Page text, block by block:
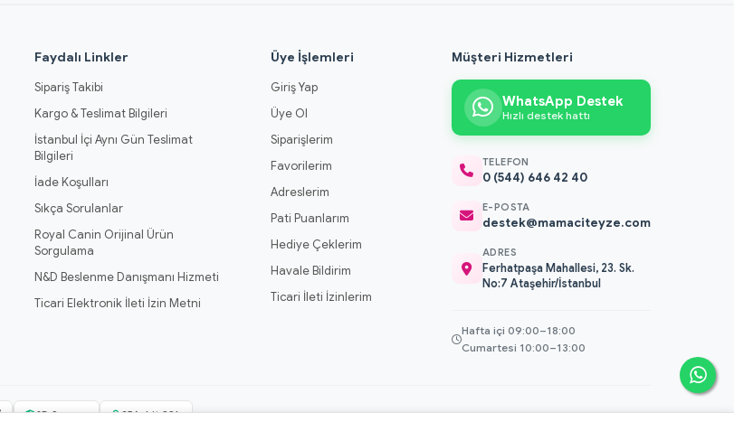
Faydalı Linkler
Sipariş Takibi
Kargo & Teslimat Bilgileri
İstanbul İçi Aynı Gün Teslimat
Bilgileri
İade Koşulları
Sıkça Sorulanlar
Royal Canin Orijinal Ürün
Sorgulama
N&D Beslenme Danışmanı Hizmeti
Ticari Elektronik İleti İzin Metni
Üye İşlemleri
Giriş Yap
Üye Ol
Siparişlerim
Favorilerim
Adreslerim
Pati Puanlarım
Hediye Çeklerim
Havale Bildirim
Ticari İleti İzinlerim
Müşteri Hizmetleri
WhatsApp Destek
Hızlı destek hattı
TELEFON
0 (544) 646 42 40
E-POSTA
destek@mamaciteyze.com
ADRES
Ferhatpaşa Mahallesi, 23. Sk.
No:7 Ataşehir/İstanbul
Hafta içi 09:00–18:00
Cumartesi 10:00–13:00
3D Secure 256-bit SSL